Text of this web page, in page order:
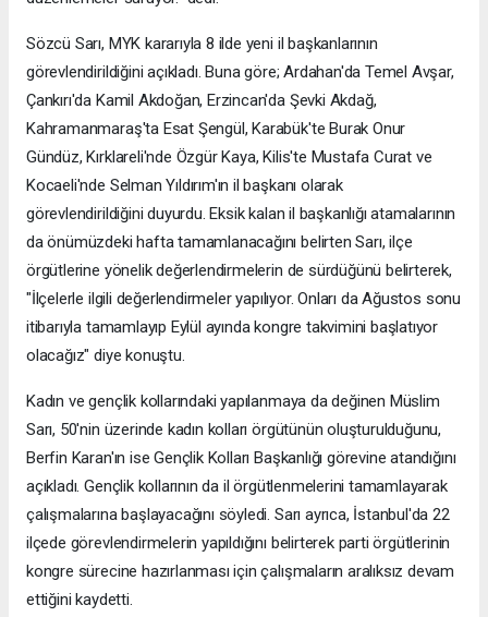
Sözcü Sarı, MYK kararıyla 8 ilde yeni il başkanlarının
görevlendirildiğini açıkladı. Buna göre; Ardahan'da Temel Avşar,
Çankırı'da Kamil Akdoğan, Erzincan'da Şevki Akdağ,
Kahramanmaraş'ta Esat Şengül, Karabük'te Burak Onur
Gündüz, Kırklareli'nde Özgür Kaya, Kilis'te Mustafa Curat ve
Kocaeli'nde Selman Yıldırım'ın il başkanı olarak
görevlendirildiğini duyurdu. Eksik kalan il başkanlığı atamalarının
da önümüzdeki hafta tamamlanacağını belirten Sarı, ilçe
örgütlerine yönelik değerlendirmelerin de sürdüğünü belirterek,
"İlçelerle ilgili değerlendirmeler yapılıyor. Onları da Ağustos sonu
itibarıyla tamamlayıp Eylül ayında kongre takvimini başlatıyor
olacağız" diye konuştu.
Kadın ve gençlik kollarındaki yapılanmaya da değinen Müslim
Sarı, 50'nin üzerinde kadın kolları örgütünün oluşturulduğunu,
Berfin Karan'ın ise Gençlik Kolları Başkanlığı görevine atandığını
açıkladı. Gençlik kollarının da il örgütlenmelerini tamamlayarak
çalışmalarına başlayacağını söyledi. Sarı ayrıca, İstanbul'da 22
ilçede görevlendirmelerin yapıldığını belirterek parti örgütlerinin
kongre sürecine hazırlanması için çalışmaların aralıksız devam
ettiğini kaydetti.